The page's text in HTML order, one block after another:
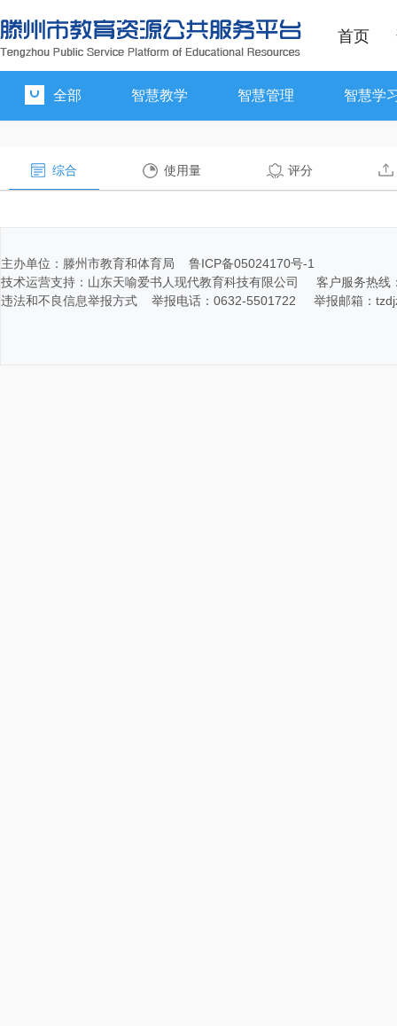
首页
全部 智慧教学 智慧管理 智慧学
综合 使用量 评分
主办单位：滕州市教育和体育局 鲁ICP备05024170号-1
技术运营支持：山东天喻爱书人现代教育科技有限公司 客户服务热
违法和不良信息举报方式 举报电话：0632-5501722 举报邮箱：